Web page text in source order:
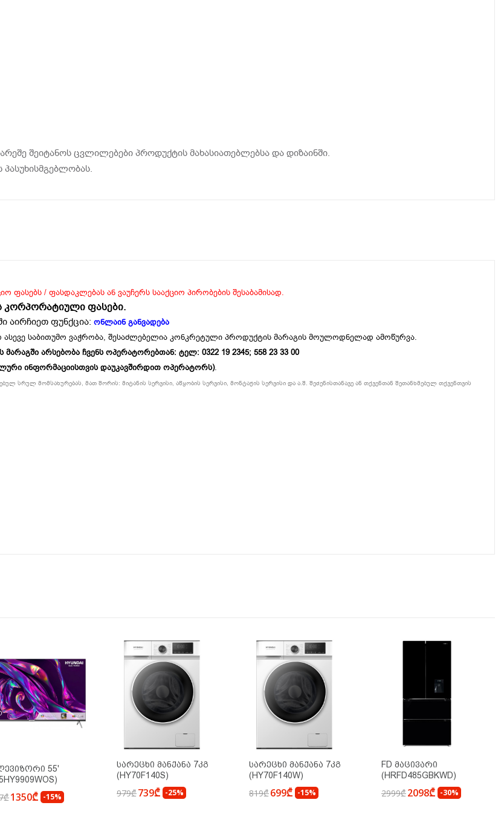
შეიტანოს ცვლილებები პროდუქტის მახასიათებლებსა და დიზაინში.
ფასებს / ფასდაკლებას ან ვაუჩერს სააქციო პირობების შესაბამისად.
კორპორატიული ფასები.
აირჩიეთ ფუნქცია: ონლაინ განვადება
საბითუმო ვაჭრობა, შესაძლებელია კონკრეტული პროდუქტის მარაგის მოულოდნელად ამოწურვა.
არსებობა ჩვენს ოპერატორებთან: ტელ: 0322 19 2345; 558 23 33 00
ინფორმაციისთვის დაუკავშირდით ოპერატორს).
სრულ მომსახურებას, მათ შორის: მიტანის სერვისი, აწყობის სერვისი, მონტაჟის სერვისი და ა.შ. შეძენისთანავე ან თქვენთან შეთანხმებულ თქვენთვის
55'
1350₾ -15%
Სარეცხი Მანქანა 7კგ
(HY70F140S)
979₾739₾ -25%
Სარეცხი Მანქანა 7კგ
(HY70F140W)
819₾699₾ -15%
FD Მაცივარი
(HRFD485GBKWD)
2999₾2098₾ -30%